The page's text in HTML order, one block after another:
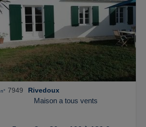
n° 7949 Rivedoux
Maison a tous vents